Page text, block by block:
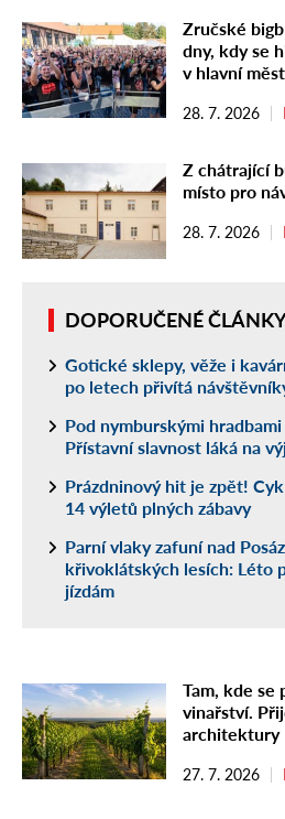
Zručské
dny, kdy se
v hlavní
28. 7. 2026
Z chátrající
místo pro
28. 7. 2026
DOPORUČENÉ
Gotické sklepy, věže i
po letech přivítá
Pod nymburskými
Přístavní slavnost láká na
Prázdninový hit je zpět!
14 výletů plných zábavy
Parní vlaky zafuní nad
křivoklátských lesích: Léto
jízdám
Tam, kde se
vinařství.
architektury
27. 7. 2026